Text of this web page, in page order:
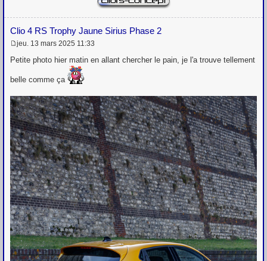
Clio 4 RS Trophy Jaune Sirius Phase 2
M
e
s
a
e
jeu. 13 mars 2025 11:33
Petite photo hier matin en allant chercher le pain, je l'a trouve tellement
belle comme ça